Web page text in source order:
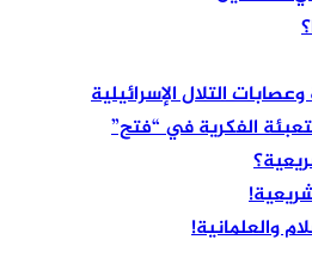
التلال الإسرائيلية
الفكرية في “فتح”
والعلمانية!